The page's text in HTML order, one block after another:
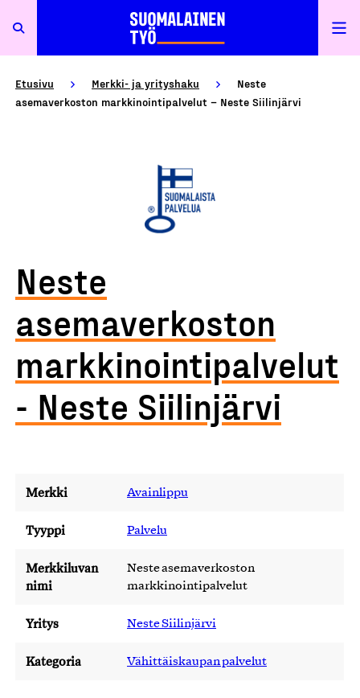
Etusivu Merkki- ja yrityshaku
Neste
asemaverkoston markkinointipalvelut – Neste Siilinjärvi
Neste
asemaverkoston
markkinointipalvelut
- Neste Siilinjärvi
Merkki Avainlippu
Tyyppi Palvelu
Merkkiluvan
nimi
Neste asemaverkoston
markkinointipalvelut
Yritys Neste Siilinjärvi
Kategoria Vähittäiskaupan palvelut